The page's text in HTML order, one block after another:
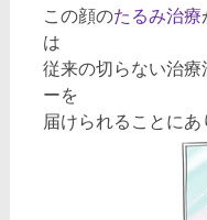
この顔のたるみ治療
は
従来の切らない治
ーを
届けられることにあ